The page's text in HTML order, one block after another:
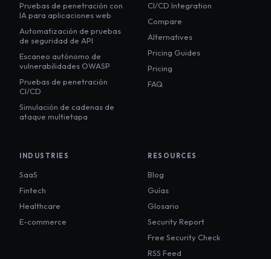
Pruebas de penetración con
IA para aplicaciones web
Automatización de pruebas
de seguridad de API
Escaneo autónomo de
vulnerabilidades OWASP
Pruebas de penetración
CI/CD
Simulación de cadenas de
ataque multietapa
CI/CD Integration
Compare
Alternatives
Pricing Guides
Pricing
FAQ
INDUSTRIES
SaaS
Fintech
Healthcare
E-commerce
RESOURCES
Blog
Guías
Glosario
Security Report
Free Security Check
RSS Feed